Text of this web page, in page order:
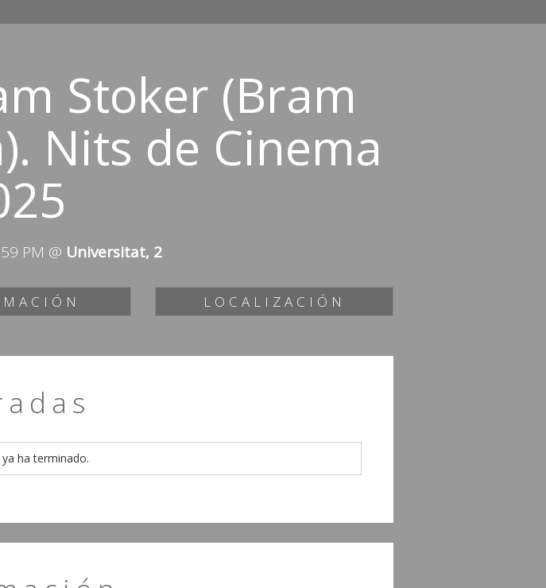
Stoker (Bram
Nits de Cinema
PM @ Universitat, 2
LOCALIZACIÓN
ha terminado.